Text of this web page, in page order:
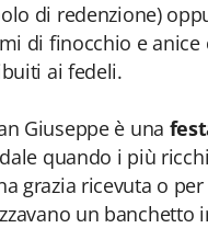
di redenzione)
di finocchio e
ai fedeli.
Giuseppe è una
quando i più
grazia ricevuta o
un